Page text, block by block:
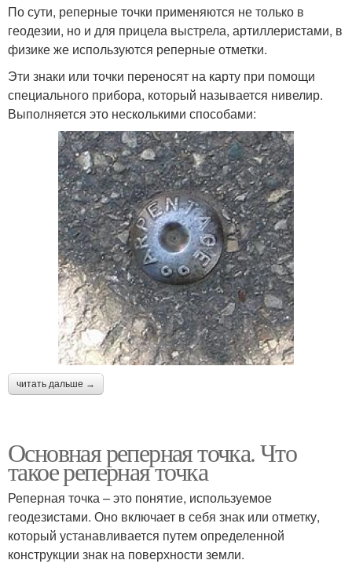
По сути, реперные точки применяются не только в
геодезии, но и для прицела выстрела, артиллеристами, в
физике же используются реперные отметки.
Эти знаки или точки переносят на карту при помощи
специального прибора, который называется нивелир.
Выполняется это несколькими способами:
читать дальше →
Основная реперная точка. Что
такое реперная точка
Реперная точка – это понятие, используемое
геодезистами. Оно включает в себя знак или отметку,
который устанавливается путем определенной
конструкции знак на поверхности земли.